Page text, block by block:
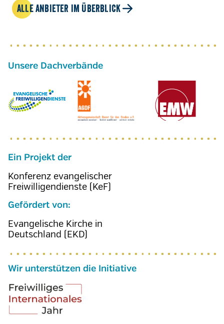
ALLE ANBIETER IM ÜBERBLICK
Ein Projekt der
Konferenz evangelischer
Freiwilligendienste (KeF)
Gefördert von:
Evangelische Kirche in
Deutschland (EKD)
Wir unterstützen die Initiative